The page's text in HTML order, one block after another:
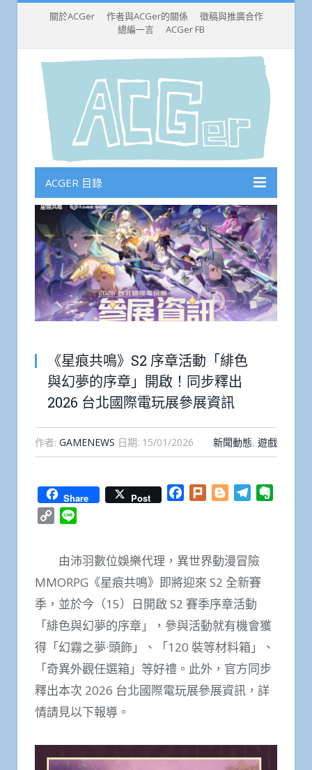
關於ACGer 作者與ACGer的關係
徵稿與推廣合作
總編一言
ACGer FB
ACGER 目錄
《星痕共鳴》S2 序章活動「緋色
與幻夢的序章」開啟！同步釋出
2026 台北國際電玩展參展資訊
作者: GAMENEWS 日期: 15/01/2026 新聞動態, 遊戲
Share Post Facebook
Plurk BloggerTelegram
Copy
由沛羽數位娛樂代理，異世界動漫冒險
MMORPG《星痕共鳴》即將迎來 S2 全新賽
季，並於今（15）日開啟 S2 賽季序章活動
「緋色與幻夢的序章」，參與活動就有機會獲
得「幻霧之夢·頭飾」、「120 裝等材料箱」、
「奇異外觀任選箱」等好禮。此外，官方同步
釋出本次 2026 台北國際電玩展參展資訊，詳
情請見以下報導。